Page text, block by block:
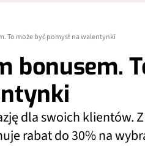
To może być pomysł na walentynki
bonusem.
dla swoich klientów.
rabat do 30% na